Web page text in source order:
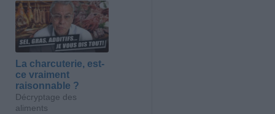
La charcuterie, est-
ce vraiment
raisonnable ?
Décryptage des
aliments